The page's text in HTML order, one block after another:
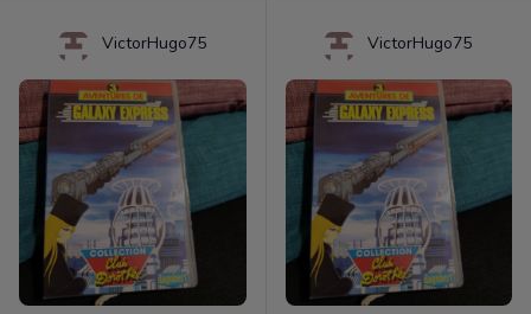
VictorHugo75 VictorHugo75